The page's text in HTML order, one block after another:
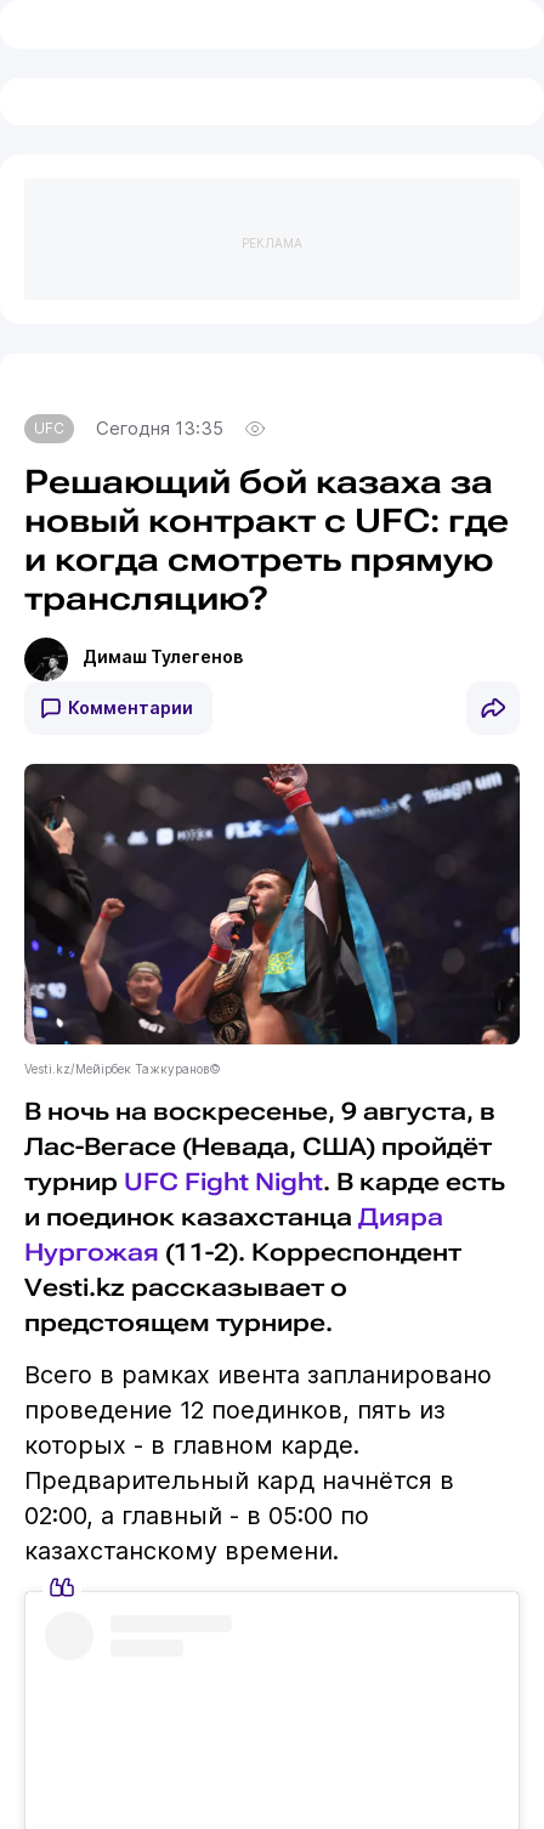
РЕКЛАМА
UFC Сегодня 13:35
Решающий бой казаха за
новый контракт с UFC: где
и когда смотреть прямую
трансляцию?
Димаш Тулегенов
Комментарии
Vesti.kz/Мейірбек Тажкуранов©
В ночь на воскресенье, 9 августа, в
Лас-Вегасе (Невада, США) пройдёт
турнир UFC Fight Night. В карде есть
и поединок казахстанца Дияра
Нургожая (11-2). Корреспондент
Vesti.kz рассказывает о
предстоящем турнире.
Всего в рамках ивента запланировано
проведение 12 поединков, пять из
которых - в главном карде.
Предварительный кард начнётся в
02:00, а главный - в 05:00 по
казахстанскому времени.